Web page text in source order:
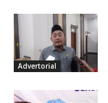
Advertorial